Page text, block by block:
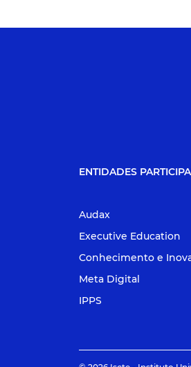
ENTIDADES
Audax
Executive Education
Conhecimento e
Meta Digital
IPPS